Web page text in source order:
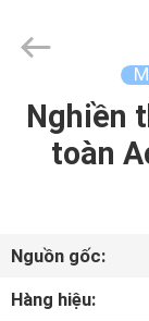
TRANG
CHỦ
SẢN
PHẨM
2026
DONGGUAN
Nghiền
toàn
Nguồn gốc:
Hàng hiệu: